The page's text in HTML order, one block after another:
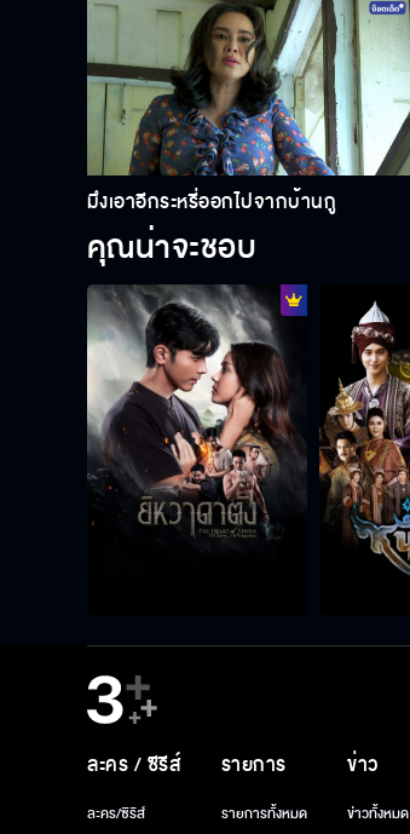
มึงเอาอีกระหรี่ออกไปจากบ้านกู
คุณน่าจะชอบ
ละคร / ซีรีส์
ละคร/ซีรีส์
รายการ
รายการทั้งหมด
ข่าว
ข่าวทั้งหมด